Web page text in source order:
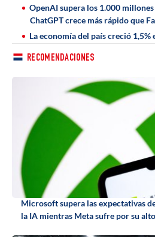
OpenAI supera los 1.000
ChatGPT crece más rápido que
La economía del país creció
RECOMENDACIONES
Microsoft supera las expectativas
la IA mientras Meta sufre por su